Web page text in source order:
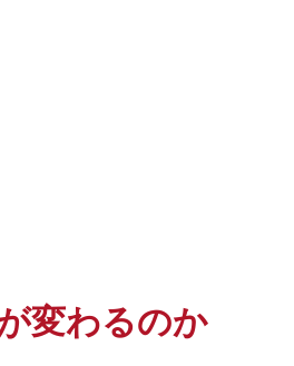
変わるのか